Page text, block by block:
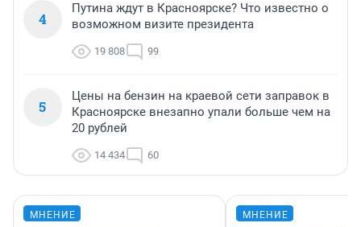
4
Путина ждут в Красноярске? Что известно о
возможном визите президента
19 808 99
5
Цены на бензин на краевой сети заправок в
Красноярске внезапно упали больше чем на
20 рублей
14 434 60
МНЕНИЕ МНЕНИЕ